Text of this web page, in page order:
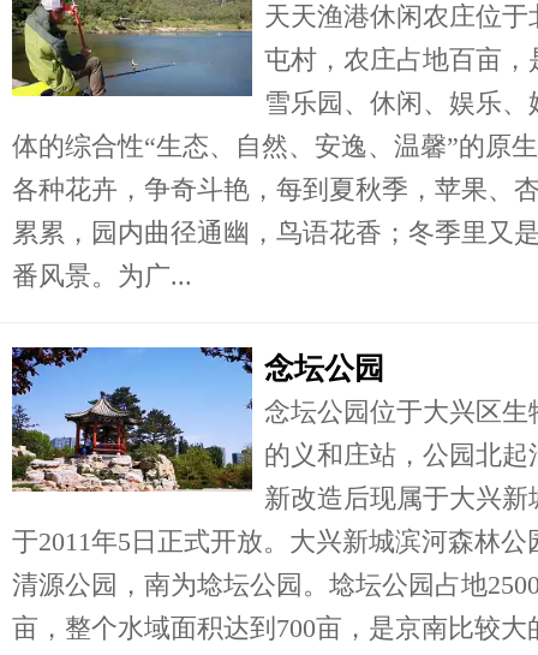
天天渔港休闲农庄位
屯村，农庄占地百亩
雪乐园、休闲、娱乐
体的综合性“生态、自然、安逸、温馨”的原
各种花卉，争奇斗艳，每到夏秋季，苹果、
累累，园内曲径通幽，鸟语花香；冬季里又
番风景。为广...
念坛公园
念坛公园位于大兴区
的义和庄站，公园北
新改造后现属于大兴
于2011年5日正式开放。大兴新城滨河森林
清源公园，南为埝坛公园。埝坛公园占地
亩，整个水域面积达到700亩，是京南比较